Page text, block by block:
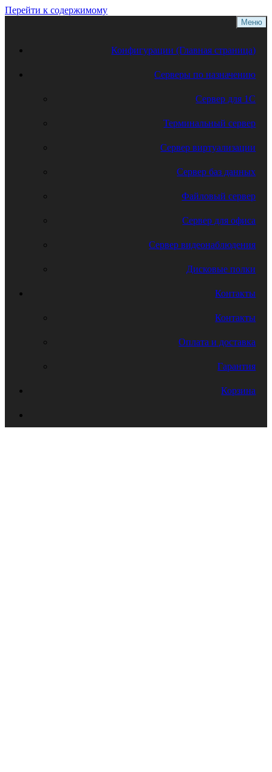
Перейти к содержимому
Меню
Конфигурации (Главная страница)
Серверы по назначению
Сервер для 1С
Терминальный сервер
Сервер виртуализации
Сервер баз данных
Файловый сервер
Сервер для офиса
Сервер видеонаблюдения
Дисковые полки
Контакты
Контакты
Оплата и доставка
Гарантия
Корзина